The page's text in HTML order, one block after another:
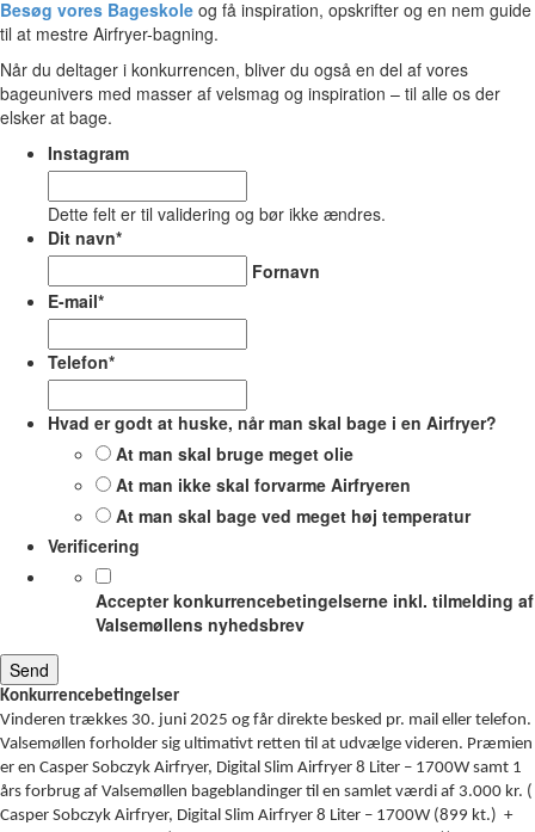
Besøg vores Bageskole og få inspiration, opskrifter og en nem guide
til at mestre Airfryer-bagning.
Når du deltager i konkurrencen, bliver du også en del af vores
bageunivers med masser af velsmag og inspiration – til alle os der
elsker at bage.
Instagram
Dette felt er til validering og bør ikke ændres.
Dit navn*
Fornavn
E-mail*
Telefon*
Hvad er godt at huske, når man skal bage i en Airfryer?
At man skal bruge meget olie
At man ikke skal forvarme Airfryeren
At man skal bage ved meget høj temperatur
Verificering
Accepter konkurrencebetingelserne inkl. tilmelding af
Valsemøllens nyhedsbrev
Konkurrencebetingelser
Vinderen trækkes 30. juni 2025 og får direkte besked pr. mail eller telefon.
Valsemøllen forholder sig ultimativt retten til at udvælge videren. Præmien
er en Casper Sobczyk Airfryer, Digital Slim Airfryer 8 Liter – 1700W samt 1
års forbrug af Valsemøllen bageblandinger til en samlet værdi af 3.000 kr. (
Casper Sobczyk Airfryer, Digital Slim Airfryer 8 Liter – 1700W (899 kt.) +